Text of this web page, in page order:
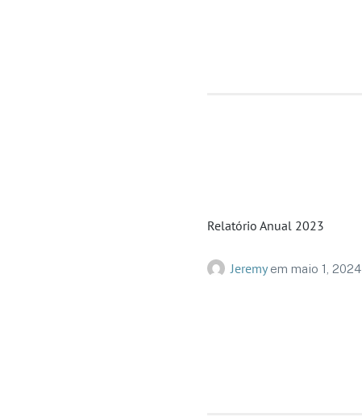
Relatório Anual 2023
Jeremyem maio 1, 2024